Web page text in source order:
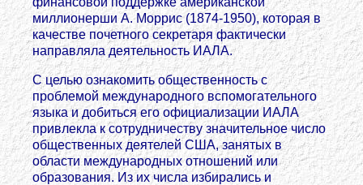
миллионерши А. Моррис (1874-1950), которая в
качестве почетного секретаря фактически
направляла деятельность ИАЛА.
С целью ознакомить общественность с
проблемой международного вспомогательного
языка и добиться его официализации ИАЛА
привлекла к сотрудничеству значительное число
общественных деятелей США, занятых в
области международных отношений или
образования. Из их числа избирались и